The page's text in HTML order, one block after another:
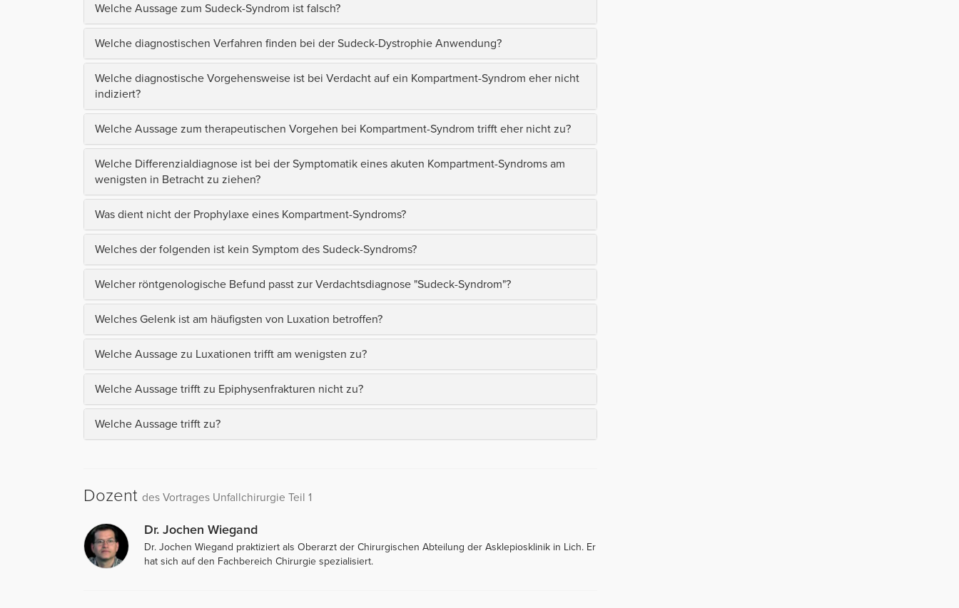
Welche Aussage zum Sudeck-Syndrom ist falsch?
Welche diagnostischen Verfahren finden bei der Sudeck-Dystrophie Anwendung?
Welche diagnostische Vorgehensweise ist bei Verdacht auf ein Kompartment-Syndrom eher nicht
indiziert?
Welche Aussage zum therapeutischen Vorgehen bei Kompartment-Syndrom trifft eher nicht zu?
Welche Differenzialdiagnose ist bei der Symptomatik eines akuten Kompartment-Syndroms am
wenigsten in Betracht zu ziehen?
Was dient nicht der Prophylaxe eines Kompartment-Syndroms?
Welches der folgenden ist kein Symptom des Sudeck-Syndroms?
Welcher röntgenologische Befund passt zur Verdachtsdiagnose "Sudeck-Syndrom"?
Welches Gelenk ist am häufigsten von Luxation betroffen?
Welche Aussage zu Luxationen trifft am wenigsten zu?
Welche Aussage trifft zu Epiphysenfrakturen nicht zu?
Welche Aussage trifft zu?
Dozent des Vortrages Unfallchirurgie Teil 1
Dr. Jochen Wiegand
Dr. Jochen Wiegand praktiziert als Oberarzt der Chirurgischen Abteilung der Asklepiosklinik in Lich. Er
hat sich auf den Fachbereich Chirurgie spezialisiert.